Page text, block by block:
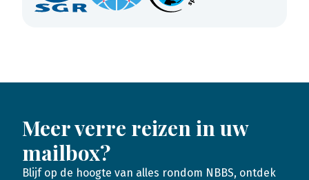
Meer verre reizen in uw
mailbox?
Blijf op de hoogte van alles rondom NBBS, ontdek